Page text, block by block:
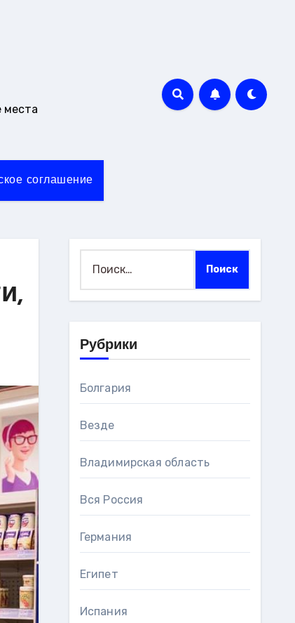
места
соглашение
Рубрики
Болгария
Везде
Владимирская область
Вся Россия
Германия
Египет
Испания